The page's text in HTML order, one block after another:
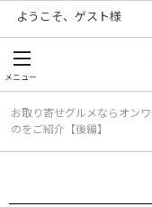
ようこそ、 ゲスト様
メニュー
お取り寄せグルメならオン
のをご紹介【後編】